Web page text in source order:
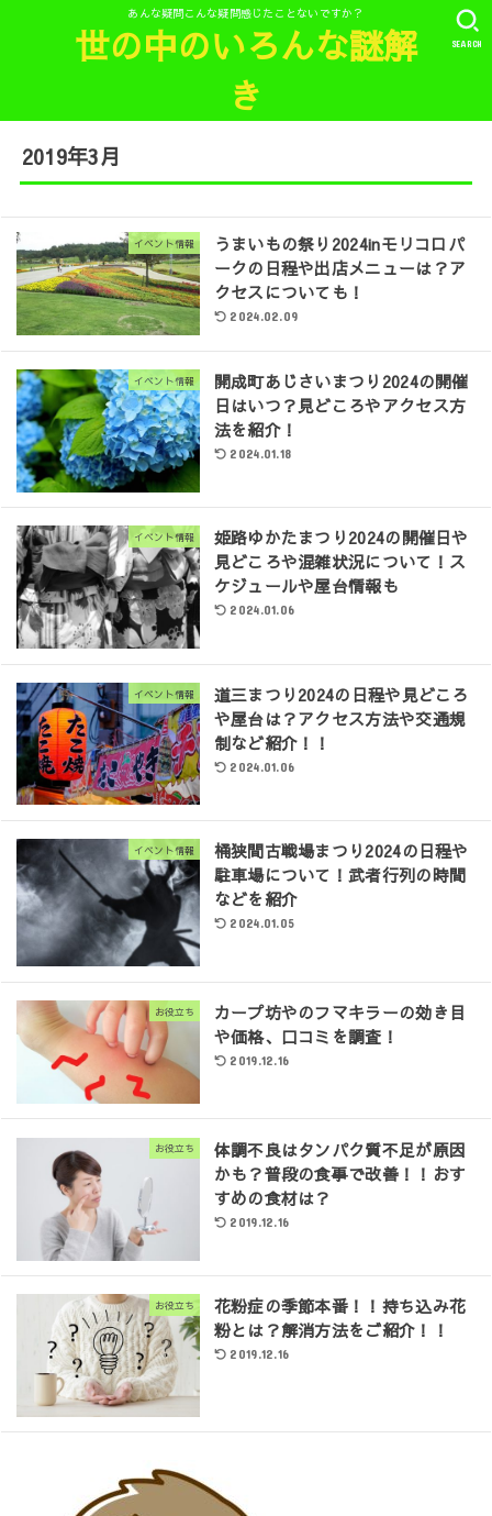
あんな疑問こんな疑問感じたことないですか？
世の中のいろんな謎解
き
SEARCH
2019年3月
イベント情報
うまいもの祭り2024inモリコロパ
ークの日程や出店メニューは？ア
クセスについても！
2024.02.09
イベント情報
開成町あじさいまつり2024の開催
日はいつ？見どころやアクセス方
法を紹介！
2024.01.18
イベント情報
姫路ゆかたまつり2024の開催日や
見どころや混雑状況について！ス
ケジュールや屋台情報も
2024.01.06
イベント情報
道三まつり2024の日程や見どころ
や屋台は？アクセス方法や交通規
制など紹介！！
2024.01.06
イベント情報
桶狭間古戦場まつり2024の日程や
駐車場について！武者行列の時間
などを紹介
2024.01.05
お役立ち
カープ坊やのフマキラーの効き目
や価格、口コミを調査！
2019.12.16
お役立ち
体調不良はタンパク質不足が原因
かも？普段の食事で改善！！おす
すめの食材は？
2019.12.16
お役立ち
花粉症の季節本番！！持ち込み花
粉とは？解消方法をご紹介！！
2019.12.16